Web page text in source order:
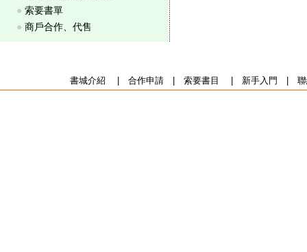
● 索要書單
● 商戶合作、代售
書城介紹 合作申請| 索要書目 新手入門